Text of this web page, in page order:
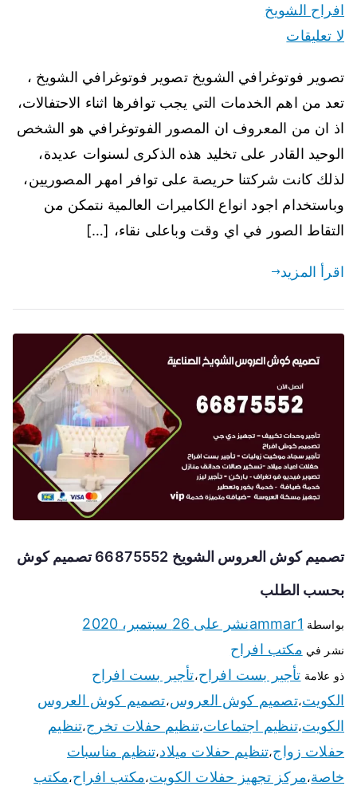
افراح الشويخ
لا تعليقات
تصوير فوتوغرافي الشويخ تصوير فوتوغرافي الشويخ ،
تعد من اهم الخدمات التي يجب توافرها اثناء الاحتفالات،
اذ ان من المعروف ان المصور الفوتوغرافي هو الشخص
الوحيد القادر على تخليد هذه الذكرى لسنوات عديدة،
لذلك كانت شركتنا حريصة على توافر امهر المصوريين،
وباستخدام اجود انواع الكاميرات العالمية نتمكن من
التقاط الصور في اي وقت وباعلى نقاء، […]
اقرأ المزيد
تصميم كوش العروس الشويخ 66875552 تصميم كوش
بحسب الطلب
بواسطة ammar1نشر على 26 سبتمبر، 2020
نشر في مكتب افراح
ذو علامة تأجير بست افراح،تأجير بست افراح
الكويت،تصميم كوش العروس،تصميم كوش العروس
الكويت،تنظيم اجتماعات،تنظيم حفلات تخرج،تنظيم
حفلات زواج،تنظيم حفلات ميلاد،تنظيم مناسبات
خاصة،مركز تجهيز حفلات الكويت،مكتب افراح،مكتب